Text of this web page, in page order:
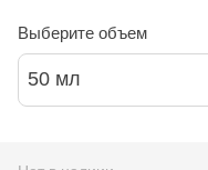
Выберите объем
50 мл